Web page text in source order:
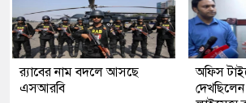
র‍্যাবের নাম বদলে আসছে
এসআরবি
অফিস